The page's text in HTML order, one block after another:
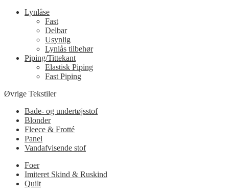
Lynlåse
Fast
Delbar
Usynlig
Lynlås tilbehør
Piping/Tittekant
Elastisk Piping
Fast Piping
Øvrige Tekstiler
Bade- og undertøjsstof
Blonder
Fleece & Frotté
Panel
Vandafvisende stof
Foer
Imiteret Skind & Ruskind
Quilt